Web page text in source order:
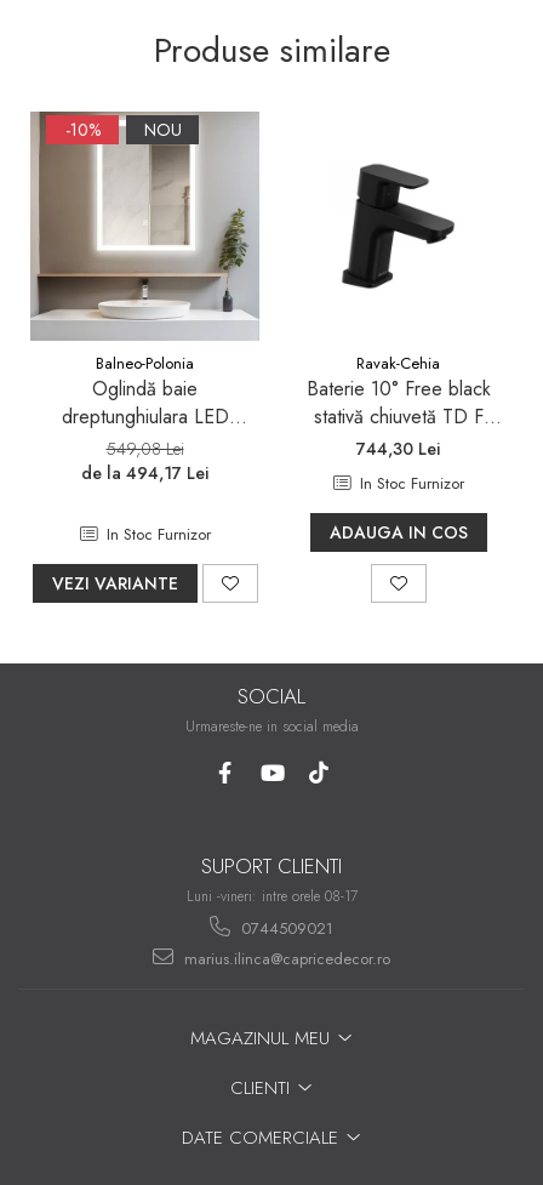
Produse similare
-10% NOU
Balneo-Polonia
Oglindă baie
dreptunghiulara LED
Balneo Cosmo 50x70 cm,
iluminare modernă
549,08 Lei
de la 494,17 Lei
In Stoc Furnizor
VEZI VARIANTE
Ravak-Cehia
Baterie 10° Free black
stativă chiuvetă TD F
012.20
744,30 Lei
In Stoc Furnizor
ADAUGA IN COS
SOCIAL
Urmareste-ne in social media
SUPORT CLIENTI
Luni -vineri: intre orele 08-17
0744509021
marius.ilinca@capricedecor.ro
MAGAZINUL MEU
CLIENTI
DATE COMERCIALE